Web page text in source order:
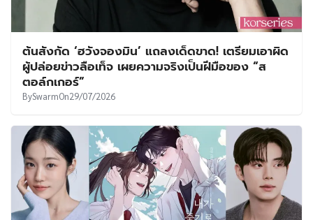
ต้นสังกัด ‘ฮวังจองมิน’ แถลงเด็ดขาด! เตรียมเอาผิด
ผู้ปล่อยข่าวลือเท็จ เผยความจริงเป็นฝีมือของ “ส
ตอล์กเกอร์”
BySwarmOn29/07/2026